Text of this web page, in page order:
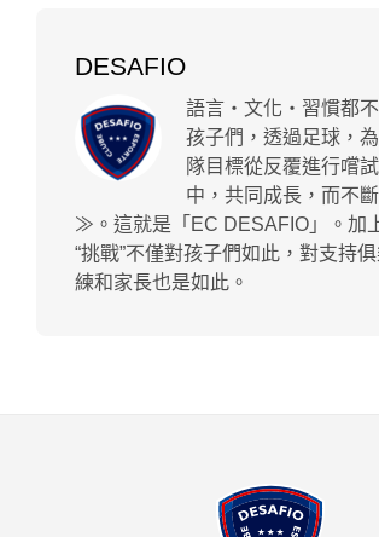
DESAFIO
語言・文化・習慣都
孩子們，透過足球，
隊目標從反覆進行嚐
中，共同成長，而不
≫。這就是「EC DESAFIO」。加
“挑戰”不僅對孩子們如此，對支持
練和家長也是如此。